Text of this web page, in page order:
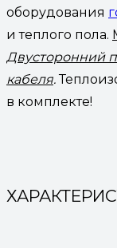
оборудования
и теплого пола.
Двусторонний
кабеля.
в комплекте!